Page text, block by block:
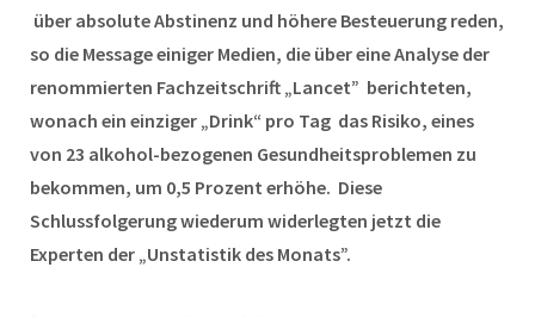
über absolute Abstinenz und höhere Besteuerung reden,
so die Message einiger Medien, die über eine Analyse der
renommierten Fachzeitschrift „Lancet” berichteten,
wonach ein einziger „Drink“ pro Tag das Risiko, eines
von 23 alkohol-bezogenen Gesundheitsproblemen zu
bekommen, um 0,5 Prozent erhöhe. Diese
Schlussfolgerung wiederum widerlegten jetzt die
Experten der „Unstatistik des Monats”.